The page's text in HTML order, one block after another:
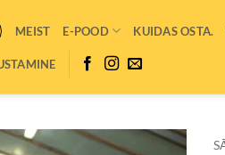
MEIST E-POOD KUIDAS OSTA.